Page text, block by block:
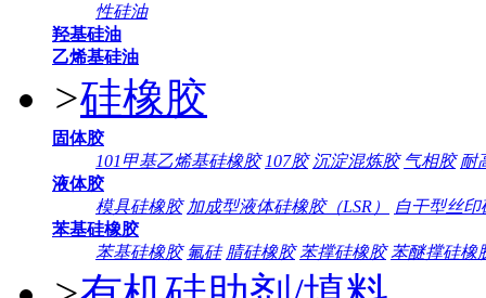
性硅油
羟基硅油
乙烯基硅油
>硅橡胶
固体胶
101甲基乙烯基硅橡胶 107胶 沉淀混炼胶 气相胶 耐
液体胶
模具硅橡胶 加成型液体硅橡胶（LSR）
自干型丝印
苯基硅橡胶
苯基硅橡胶 氟硅 腈硅橡胶 苯撑硅橡胶 苯醚撑硅橡